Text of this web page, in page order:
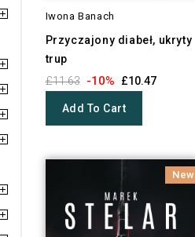
Iwona Banach
Przyczajony diabeł, ukryty
trup
£11.63 -10% £10.47
Add To Cart
New